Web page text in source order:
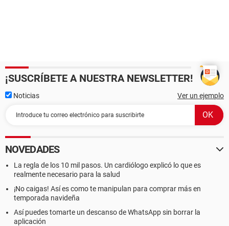
¡SUSCRÍBETE A NUESTRA NEWSLETTER!
Noticias Ver un ejemplo
NOVEDADES
La regla de los 10 mil pasos. Un cardiólogo explicó lo que es
realmente necesario para la salud
¡No caigas! Así es como te manipulan para comprar más en
temporada navideña
Así puedes tomarte un descanso de WhatsApp sin borrar la
aplicación